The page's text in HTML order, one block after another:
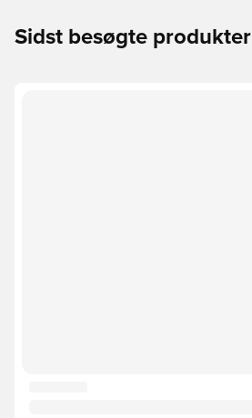
Sidst besøgte produkter